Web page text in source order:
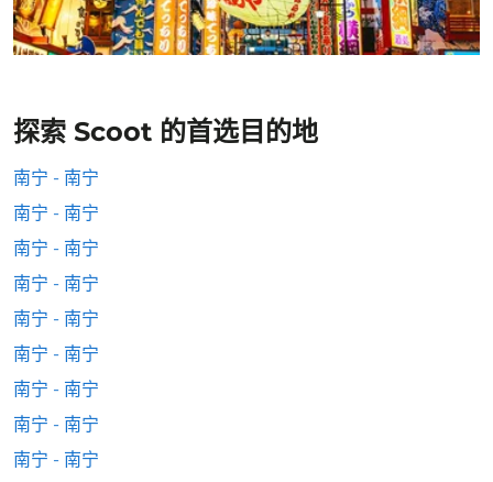
探索 Scoot 的首选目的地
南宁 - 南宁
南宁 - 南宁
南宁 - 南宁
南宁 - 南宁
南宁 - 南宁
南宁 - 南宁
南宁 - 南宁
南宁 - 南宁
南宁 - 南宁